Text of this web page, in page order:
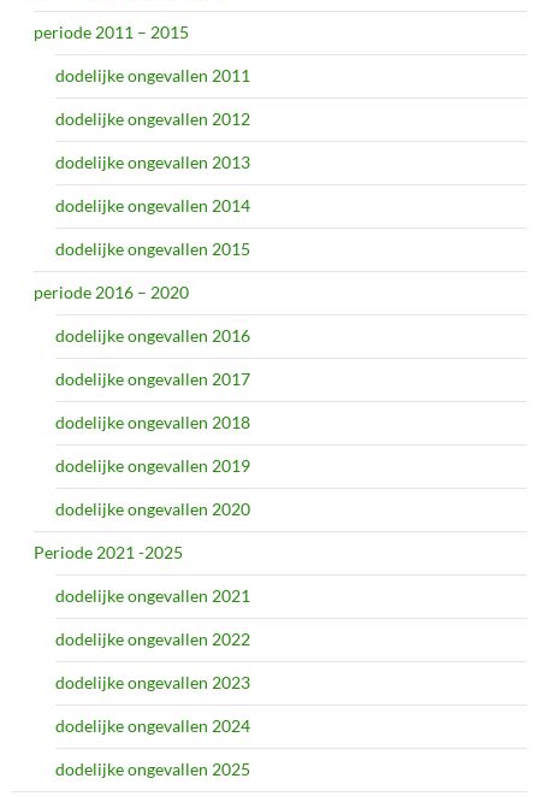
periode 2011 – 2015
dodelijke ongevallen 2011
dodelijke ongevallen 2012
dodelijke ongevallen 2013
dodelijke ongevallen 2014
dodelijke ongevallen 2015
periode 2016 – 2020
dodelijke ongevallen 2016
dodelijke ongevallen 2017
dodelijke ongevallen 2018
dodelijke ongevallen 2019
dodelijke ongevallen 2020
Periode 2021 -2025
dodelijke ongevallen 2021
dodelijke ongevallen 2022
dodelijke ongevallen 2023
dodelijke ongevallen 2024
dodelijke ongevallen 2025